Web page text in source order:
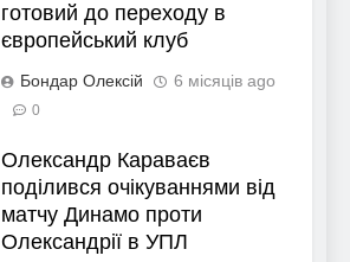
готовий до переходу в
європейський клуб
Бондар Олексій 6 місяців ago
0
Олександр Караваєв
поділився очікуваннями від
матчу Динамо проти
Олександрії в УПЛ